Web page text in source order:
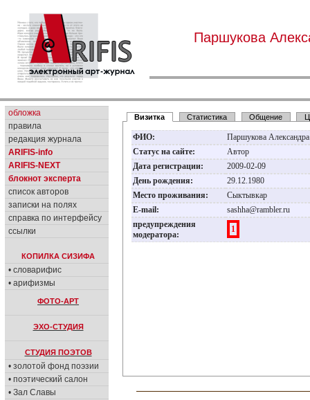
Паршукова
обложка
правила
редакция журнала
ARIFIS-info
ARIFIS-NEXT
блокнот эксперта
список авторов
записки на полях
справка по интерфейсу
ссылки
КОПИЛКА СИЗИФА
• словарифис
• арифизмы
ФОТО-АРТ
ЭХО-СТУДИЯ
СТУДИЯ ПОЭТОВ
• золотой фонд поэзии
• поэтический салон
• Зал Славы
Визитка Статистика Общение
ФИО:
Паршукова
Статус на сайте:
Автор
Дата регистрации:
2009-02-09
День рождения:
29.12.1980
Место проживания:
Сыктывкар
E-mail:
sashha@rambler.ru
предупреждения
модератора:
1